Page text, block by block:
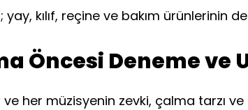
kılıf, reçine ve bakım ürünlerinin
Öncesi Deneme ve
her müzisyenin zevki, çalma tarzı